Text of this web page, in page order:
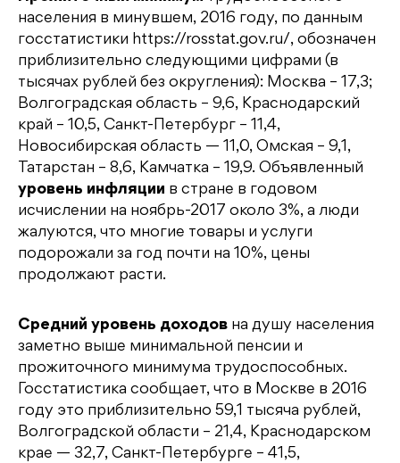
населения в минувшем, 2016 году, по данным
госстатистики https://rosstat.gov.ru/, обозначен
приблизительно следующими цифрами (в
тысячах рублей без округления): Москва – 17,3;
Волгоградская область – 9,6, Краснодарский
край – 10,5, Санкт-Петербург – 11,4,
Новосибирская область — 11,0, Омская – 9,1,
Татарстан – 8,6, Камчатка – 19,9. Объявленный
уровень инфляции в стране в годовом
исчислении на ноябрь-2017 около 3%, а люди
жалуются, что многие товары и услуги
подорожали за год почти на 10%, цены
продолжают расти.
Средний уровень доходов на душу населения
заметно выше минимальной пенсии и
прожиточного минимума трудоспособных.
Госстатистика сообщает, что в Москве в 2016
году это приблизительно 59,1 тысяча рублей,
Волгоградской области – 21,4, Краснодарском
крае — 32,7, Санкт-Петербурге – 41,5,